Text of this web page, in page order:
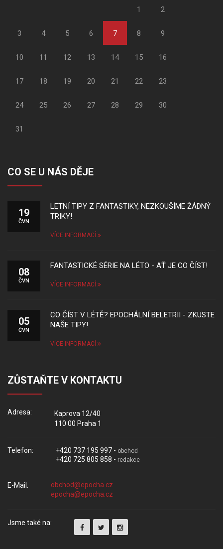
1 2
3 4 5 6 7 8 9
10 11 12 13 14 15 16
17 18 19 20 21 22 23
24 25 26 27 28 29 30
31
CO SE U NÁS DĚJE
19
ČVN
LETNÍ TIPY Z FANTASTIKY, NEZKOUŠÍME ŽÁDNÝ
TRIKY!
VÍCE INFORMACÍ
08
ČVN
FANTASTICKÉ SÉRIE NA LÉTO - AŤ JE CO ČÍST!
VÍCE INFORMACÍ
05
ČVN
CO ČÍST V LÉTĚ? EPOCHÁLNÍ BELETRII - ZKUSTE
NAŠE TIPY!
VÍCE INFORMACÍ
ZŮSTAŇTE V KONTAKTU
Adresa:
Kaprova 12/40
110 00 Praha 1
Telefon: +420 737 195 997 - obchod
+420 725 805 858 - redakce
E-Mail:
Jsme také na: